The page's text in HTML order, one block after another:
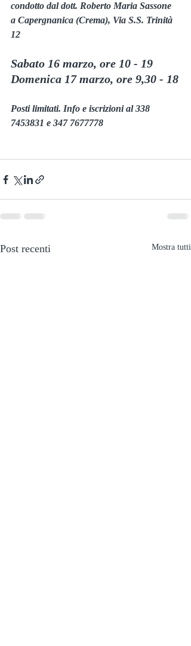
condotto dal dott. Roberto Maria Sassone
a Capergnanica (Crema), Via S.S. Trinità
12
Sabato 16 marzo, ore 10 - 19
Domenica 17 marzo, ore 9,30 - 18
Posti limitati. Info e iscrizioni al 338
7453831 e 347 7677778
Post recenti Mostra tutti